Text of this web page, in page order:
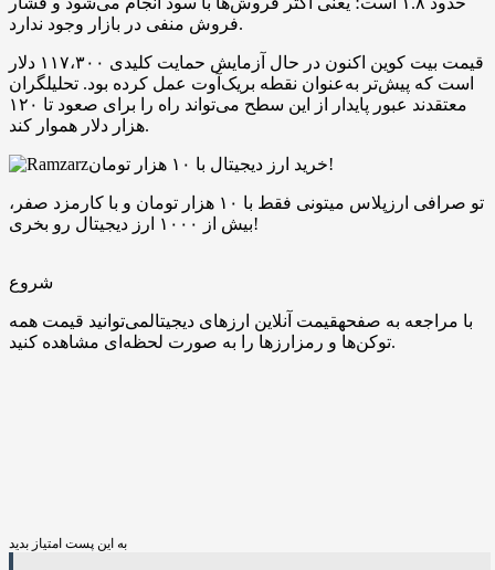
فروش منفی در بازار وجود ندارد.
قیمت بیت‌ کوین اکنون در حال آزمایش حمایت کلیدی ۱۱۷،۳۰۰ دلار
است که پیش‌تر به‌عنوان نقطه بریک‌آوت عمل کرده بود. تحلیلگران
معتقدند عبور پایدار از این سطح می‌تواند راه را برای صعود تا ۱۲۰
هزار دلار هموار کند.
خرید ارز دیجیتال با ۱۰ هزار تومان!
تو صرافی ارزپلاس میتونی فقط با ۱۰ هزار تومان و با کارمزد صفر،
بیش از ۱۰۰۰ ارز دیجیتال رو بخری!
شروع
با مراجعه به صفحهقیمت آنلاین ارزهای دیجیتالمی‌توانید قیمت همه
توکن‌ها و رمزارزها را به صورت لحظه‌ای مشاهده کنید.
به این پست امتیاز بدید